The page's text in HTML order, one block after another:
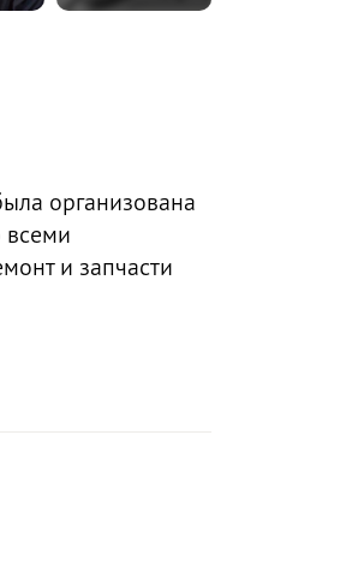
организована
всеми
и запчасти